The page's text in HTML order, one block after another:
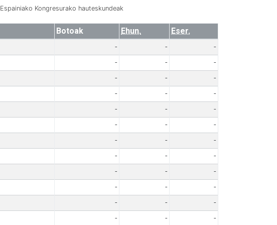
Espainiako Kongresurako hauteskundeak
Botoak Ehun.
Eser.
- -
-
- -
-
- -
-
- -
-
- -
-
- -
-
- -
-
- -
-
- -
-
- -
-
- -
-
- -
-